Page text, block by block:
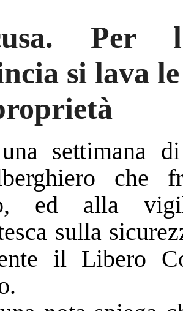
Per
si lava
settimana
che
ed alla
sulla
il Libero